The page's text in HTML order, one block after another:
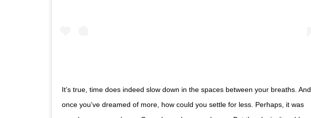
It’s true, time does indeed slow down in the spaces between your breaths. And
once you’ve dreamed of more, how could you settle for less. Perhaps, it was